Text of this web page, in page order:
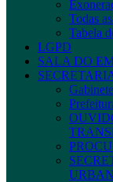
Todas
Tabela
LGPD
SALA DO